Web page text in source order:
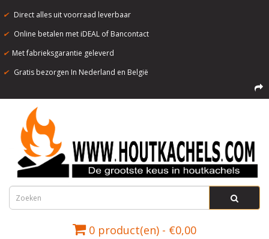
✔ Direct alles uit voorraad leverbaar
✔ Online betalen met iDEAL of Bancontact
✔ Met fabrieksgarantie geleverd
✔ Gratis bezorgen In Nederland en België
0 product(en) - €0,00